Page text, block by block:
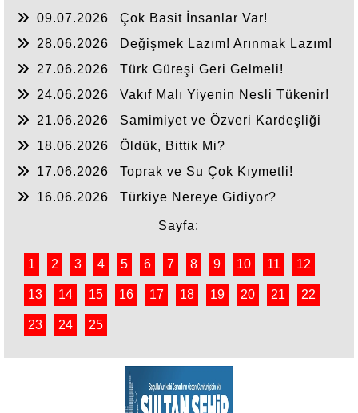
09.07.2026
Çok Basit İnsanlar Var!
28.06.2026
Değişmek Lazım! Arınmak Lazım!
27.06.2026
Türk Güreşi Geri Gelmeli!
24.06.2026
Vakıf Malı Yiyenin Nesli Tükenir!
21.06.2026
Samimiyet ve Özveri Kardeşliği
18.06.2026
Öldük, Bittik Mi?
17.06.2026
Toprak ve Su Çok Kıymetli!
16.06.2026
Türkiye Nereye Gidiyor?
Sayfa:
1 2 3 4 5 6 7 8 9 10 11 12
13 14 15 16 17 18 19 20 21 22
23 24 25